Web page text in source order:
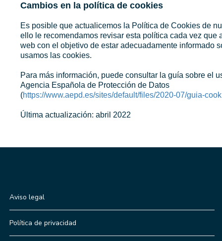
Cambios en la política de cookies
Es posible que actualicemos la Política de Cookies de
ello le recomendamos revisar esta política cada vez que
web con el objetivo de estar adecuadamente informado
usamos las cookies.
Para más información, puede consultar la guía sobre el
Agencia Española de Protección de Datos
(https://www.aepd.es/sites/default/files/2020-07/guia-
Última actualización: abril 2022
Aviso legal
Política de privacidad